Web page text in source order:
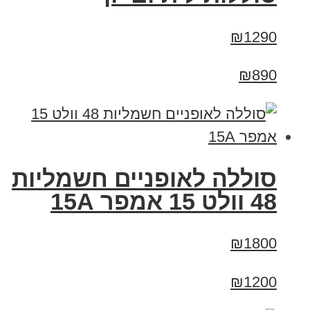
₪1290
₪890
סוללה לאופניים חשמליות
48 וולט 15 אמפר 15A
₪1800
₪1200